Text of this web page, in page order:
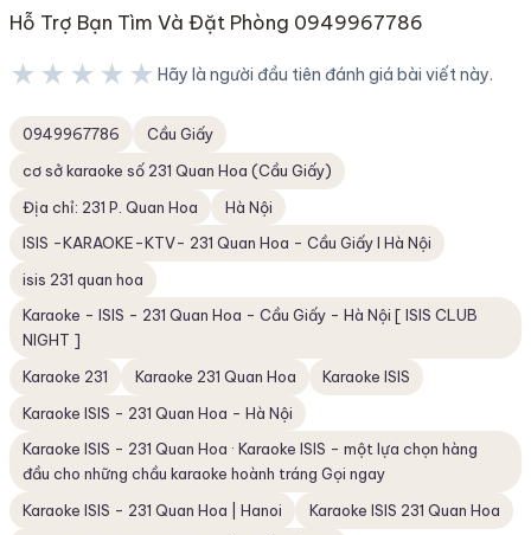
Hỗ Trợ Bạn Tìm Và Đặt Phòng 0949967786
★★★★★ Hãy là người đầu tiên đánh giá bài viết này.
0949967786
Cầu Giấy
cơ sở karaoke số 231 Quan Hoa (Cầu Giấy)
Địa chỉ: 231 P. Quan Hoa
Hà Nội
ISIS -KARAOKE-KTV- 231 Quan Hoa - Cầu Giấy I Hà Nội
isis 231 quan hoa
Karaoke - ISIS - 231 Quan Hoa - Cầu Giấy - Hà Nội [ ISIS CLUB
NIGHT ]
Karaoke 231
Karaoke 231 Quan Hoa
Karaoke ISIS
Karaoke ISIS - 231 Quan Hoa - Hà Nội
Karaoke ISIS - 231 Quan Hoa · Karaoke ISIS - một lựa chọn hàng
đầu cho những chầu karaoke hoành tráng Gọi ngay
Karaoke ISIS - 231 Quan Hoa | Hanoi
Karaoke ISIS 231 Quan Hoa